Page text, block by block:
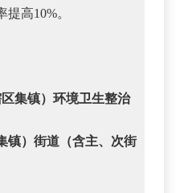
高10%。
集镇）环境卫生整治
镇）街道（含主、次街